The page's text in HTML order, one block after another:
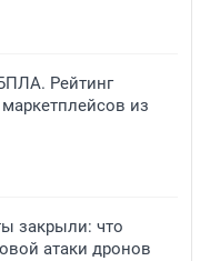
Рейтинг
из
закрыли: что
атаки дронов